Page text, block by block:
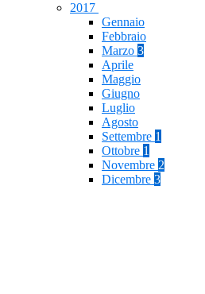
2017
Gennaio
Febbraio
Marzo 3
Aprile
Maggio
Giugno
Luglio
Agosto
Settembre 1
Ottobre 1
Novembre 2
Dicembre 3